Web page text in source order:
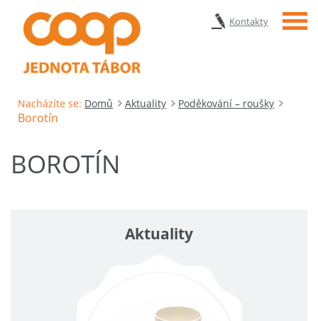
Kontakty Menu
Nacházíte se: Domů Aktuality Poděkování – roušky
Borotín
BOROTÍN
Aktuality